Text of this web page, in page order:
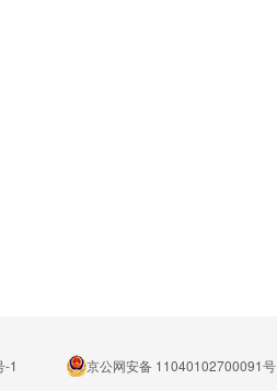
-1
京公网安备 11040102700091号